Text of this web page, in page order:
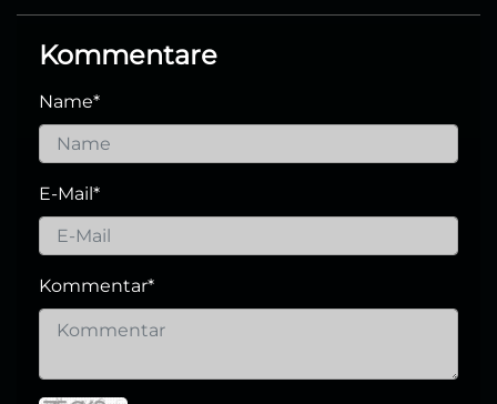
Kommentare
Name*
E-Mail *
Kommentar*